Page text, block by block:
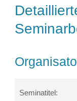
Seminatitel: